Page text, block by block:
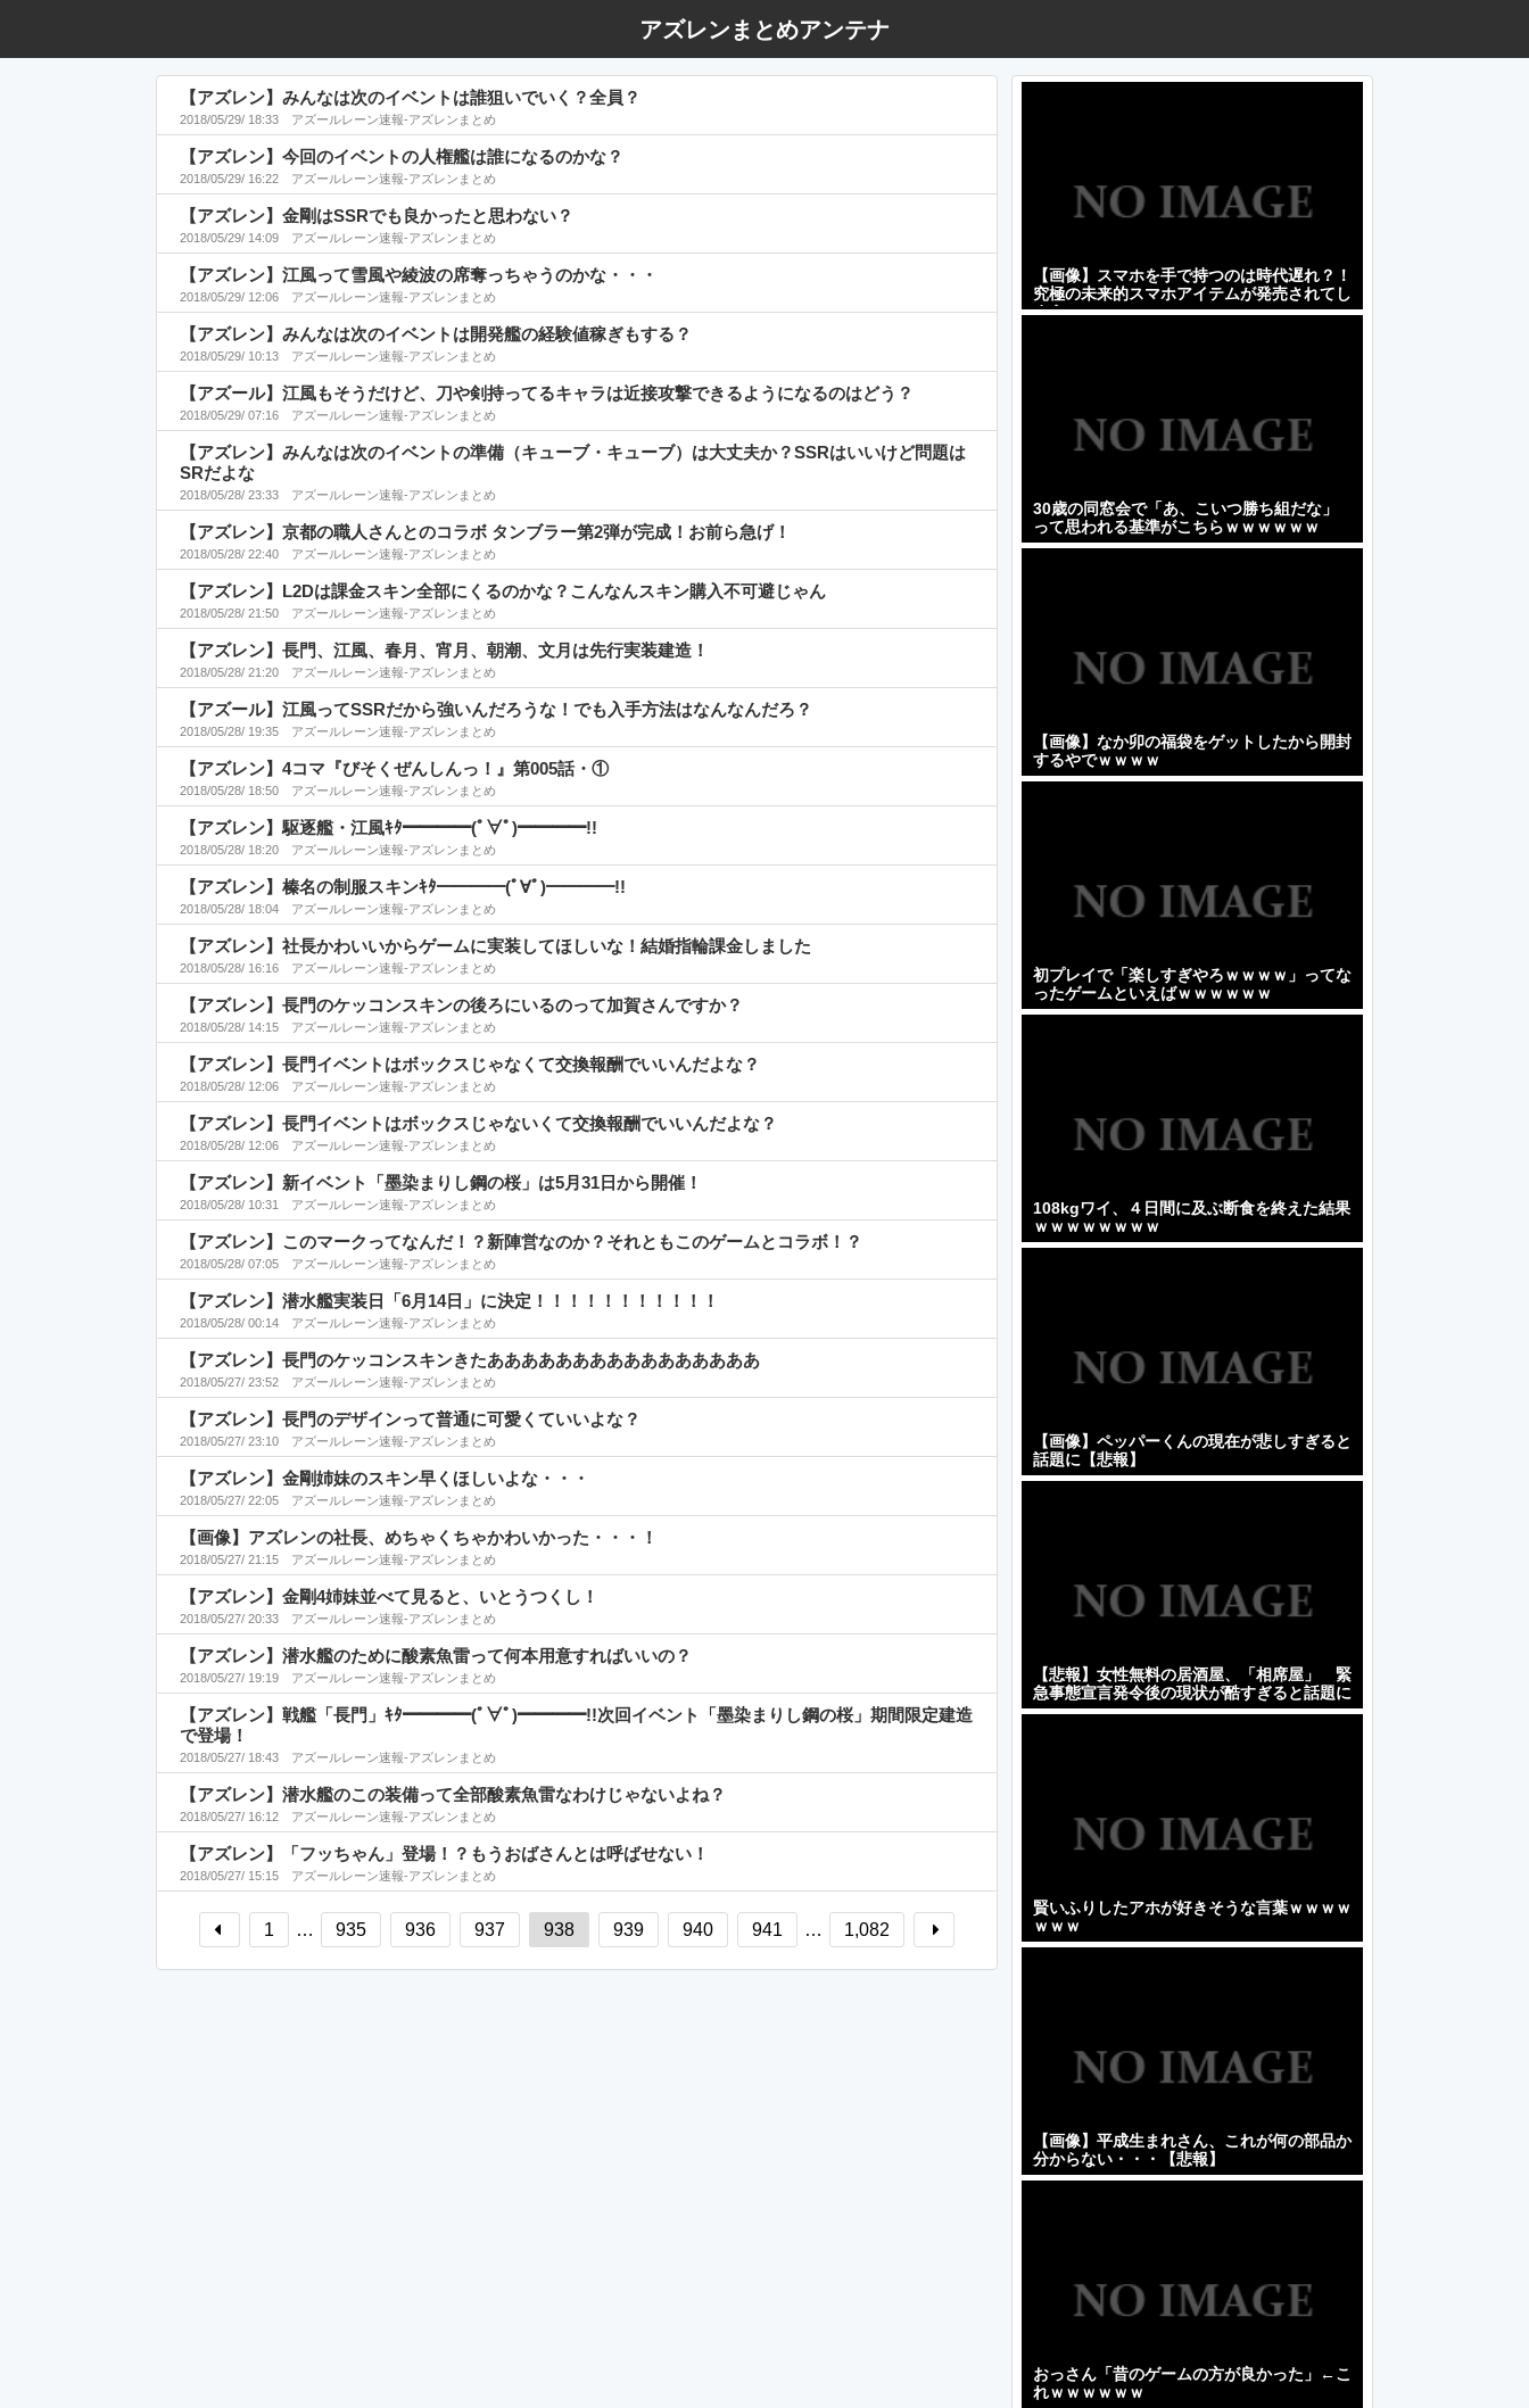
アズレンまとめアンテナ
【アズレン】みんなは次のイベントは誰狙いでいく？全員？
2018/05/29/ 18:33 アズールレーン速報-アズレンまとめ
【アズレン】今回のイベントの人権艦は誰になるのかな？
2018/05/29/ 16:22 アズールレーン速報-アズレンまとめ
【アズレン】金剛はSSRでも良かったと思わない？
2018/05/29/ 14:09 アズールレーン速報-アズレンまとめ
【アズレン】江風って雪風や綾波の席奪っちゃうのかな・・・
2018/05/29/ 12:06 アズールレーン速報-アズレンまとめ
【アズレン】みんなは次のイベントは開発艦の経験値稼ぎもする？
2018/05/29/ 10:13 アズールレーン速報-アズレンまとめ
【アズール】江風もそうだけど、刀や剣持ってるキャラは近接攻撃できるようになるのはどう？
2018/05/29/ 07:16 アズールレーン速報-アズレンまとめ
【アズレン】みんなは次のイベントの準備（キューブ・キューブ）は大丈夫か？SSRはいいけど問題は
SRだよな
2018/05/28/ 23:33 アズールレーン速報-アズレンまとめ
【アズレン】京都の職人さんとのコラボ タンブラー第2弾が完成！お前ら急げ！
2018/05/28/ 22:40 アズールレーン速報-アズレンまとめ
【アズレン】L2Dは課金スキン全部にくるのかな？こんなんスキン購入不可避じゃん
2018/05/28/ 21:50 アズールレーン速報-アズレンまとめ
【アズレン】長門、江風、春月、宵月、朝潮、文月は先行実装建造！
2018/05/28/ 21:20 アズールレーン速報-アズレンまとめ
【アズール】江風ってSSRだから強いんだろうな！でも入手方法はなんなんだろ？
2018/05/28/ 19:35 アズールレーン速報-アズレンまとめ
【アズレン】4コマ『びそくぜんしんっ！』第005話・①
2018/05/28/ 18:50 アズールレーン速報-アズレンまとめ
【アズレン】駆逐艦・江風ｷﾀ━━━━(ﾟ∀ﾟ)━━━━!!
2018/05/28/ 18:20 アズールレーン速報-アズレンまとめ
【アズレン】榛名の制服スキンｷﾀ━━━━(ﾟ∀ﾟ)━━━━!!
2018/05/28/ 18:04 アズールレーン速報-アズレンまとめ
【アズレン】社長かわいいからゲームに実装してほしいな！結婚指輪課金しました
2018/05/28/ 16:16 アズールレーン速報-アズレンまとめ
【アズレン】長門のケッコンスキンの後ろにいるのって加賀さんですか？
2018/05/28/ 14:15 アズールレーン速報-アズレンまとめ
【アズレン】長門イベントはボックスじゃなくて交換報酬でいいんだよな？
2018/05/28/ 12:06 アズールレーン速報-アズレンまとめ
【アズレン】長門イベントはボックスじゃないくて交換報酬でいいんだよな？
2018/05/28/ 12:06 アズールレーン速報-アズレンまとめ
【アズレン】新イベント「墨染まりし鋼の桜」は5月31日から開催！
2018/05/28/ 10:31 アズールレーン速報-アズレンまとめ
【アズレン】このマークってなんだ！？新陣営なのか？それともこのゲームとコラボ！？
2018/05/28/ 07:05 アズールレーン速報-アズレンまとめ
【アズレン】潜水艦実装日「6月14日」に決定！！！！！！！！！！！
2018/05/28/ 00:14 アズールレーン速報-アズレンまとめ
【アズレン】長門のケッコンスキンきたああああああああああああああああ
2018/05/27/ 23:52 アズールレーン速報-アズレンまとめ
【アズレン】長門のデザインって普通に可愛くていいよな？
2018/05/27/ 23:10 アズールレーン速報-アズレンまとめ
【アズレン】金剛姉妹のスキン早くほしいよな・・・
2018/05/27/ 22:05 アズールレーン速報-アズレンまとめ
【画像】アズレンの社長、めちゃくちゃかわいかった・・・！
2018/05/27/ 21:15 アズールレーン速報-アズレンまとめ
【アズレン】金剛4姉妹並べて見ると、いとうつくし！
2018/05/27/ 20:33 アズールレーン速報-アズレンまとめ
【アズレン】潜水艦のために酸素魚雷って何本用意すればいいの？
2018/05/27/ 19:19 アズールレーン速報-アズレンまとめ
【アズレン】戦艦「長門」ｷﾀ━━━━(ﾟ∀ﾟ)━━━━!!次回イベント「墨染まりし鋼の桜」期間限定建造
で登場！
2018/05/27/ 18:43 アズールレーン速報-アズレンまとめ
【アズレン】潜水艦のこの装備って全部酸素魚雷なわけじゃないよね？
2018/05/27/ 16:12 アズールレーン速報-アズレンまとめ
【アズレン】「フッちゃん」登場！？もうおばさんとは呼ばせない！
2018/05/27/ 15:15 アズールレーン速報-アズレンまとめ
1 … 935 936 937 938 939 940 941 … 1,082
【画像】スマホを手で持つのは時代遅れ？！
究極の未来的スマホアイテムが発売されてし
まうｗｗｗｗｗｗ
30歳の同窓会で「あ、こいつ勝ち組だな」
って思われる基準がこちらｗｗｗｗｗｗ
【画像】なか卯の福袋をゲットしたから開封
するやでｗｗｗｗ
初プレイで「楽しすぎやろｗｗｗｗ」ってな
ったゲームといえばｗｗｗｗｗｗ
108kgワイ、４日間に及ぶ断食を終えた結果
ｗｗｗｗｗｗｗｗ
【画像】ペッパーくんの現在が悲しすぎると
話題に【悲報】
【悲報】女性無料の居酒屋、「相席屋」 緊
急事態宣言発令後の現状が酷すぎると話題に
ｗｗｗｗｗ
賢いふりしたアホが好きそうな言葉ｗｗｗｗ
ｗｗｗ
【画像】平成生まれさん、これが何の部品か
分からない・・・【悲報】
おっさん「昔のゲームの方が良かった」←こ
れｗｗｗｗｗｗ